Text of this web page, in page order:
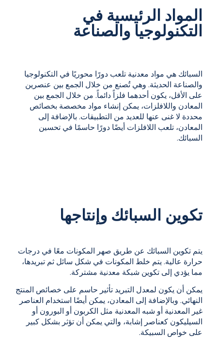
المواد الرئيسية في
التكنولوجيا والصناعة
السبائك هي مواد معدنية تلعب دورًا محوريًا في التكنولوجيا
والصناعة الحديثة. وهي تُصنع من خلال الجمع بين عنصرين
على الأقل، يكون أحدهما فلزاً دائماً. من خلال الجمع بين
المعادن واللافلزات، يمكن إنشاء مواد مخصصة بخصائص
محددة لا غنى عنها للعديد من التطبيقات. بالإضافة إلى
المعادن، تلعب اللافلزات أيضًا دورًا حاسمًا في تحسين
السبائك.
تكوين السبائك وإنتاجها
يتم تكوين السبائك عن طريق صهر المكونات معًا في درجات
حرارة عالية. يتم خلط المكونات في شكل سائل ثم تبريدها،
مما يؤدي إلى تكوين شبكة معدنية مشتركة.
يمكن أن يكون لمعدل التبريد تأثير حاسم على خصائص المنتج
النهائي. وبالإضافة إلى المعادن، يمكن أيضًا استخدام العناصر
غير المعدنية أو شبه المعدنية مثل الكربون أو البورون أو
السيليكون كعناصر إشابة، والتي يمكن أن تؤثر بشكل كبير
على خواص السبيكة.